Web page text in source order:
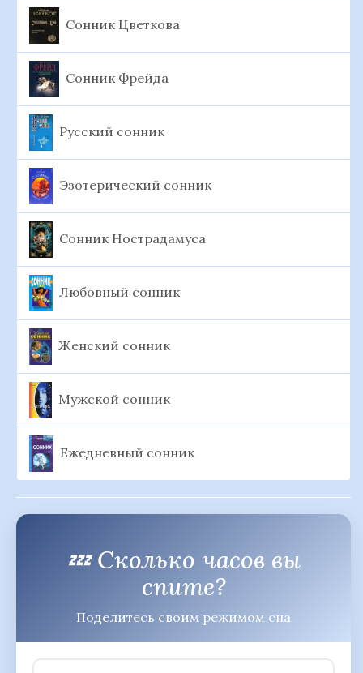
Сонник Цветкова
Сонник Фрейда
Русский сонник
Эзотерический сонник
Сонник Нострадамуса
Любовный сонник
Женский сонник
Мужской сонник
Ежедневный сонник
💤 Сколько часов вы
спите?
Поделитесь своим режимом сна